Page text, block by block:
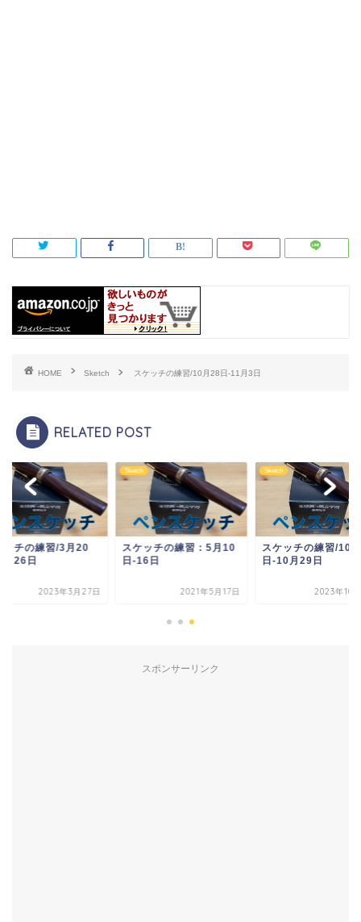
HOME Sketch スケッチの練習/10月28日-11月3日
RELATED POST
ッチの練習/3月20
月26日
2023年3月27日
Sketch
スケッチの練習：5月10
日-16日
2021年5月17日
Sketch
スケッチの練習/10
日-10月29日
2023年10
スポンサーリンク